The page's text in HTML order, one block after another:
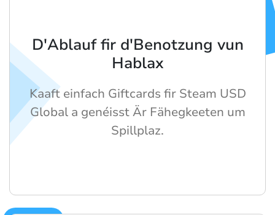
D'Ablauf fir d'Benotzung vun
Hablax
Kaaft einfach Giftcards fir Steam USD
Global a genéisst Är Fähegkeeten um
Spillplaz.